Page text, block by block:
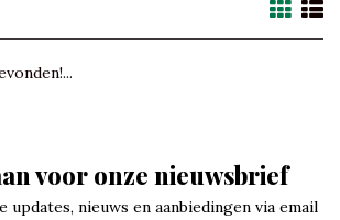
voor onze nieuwsbrief
updates, nieuws en aanbiedingen via email